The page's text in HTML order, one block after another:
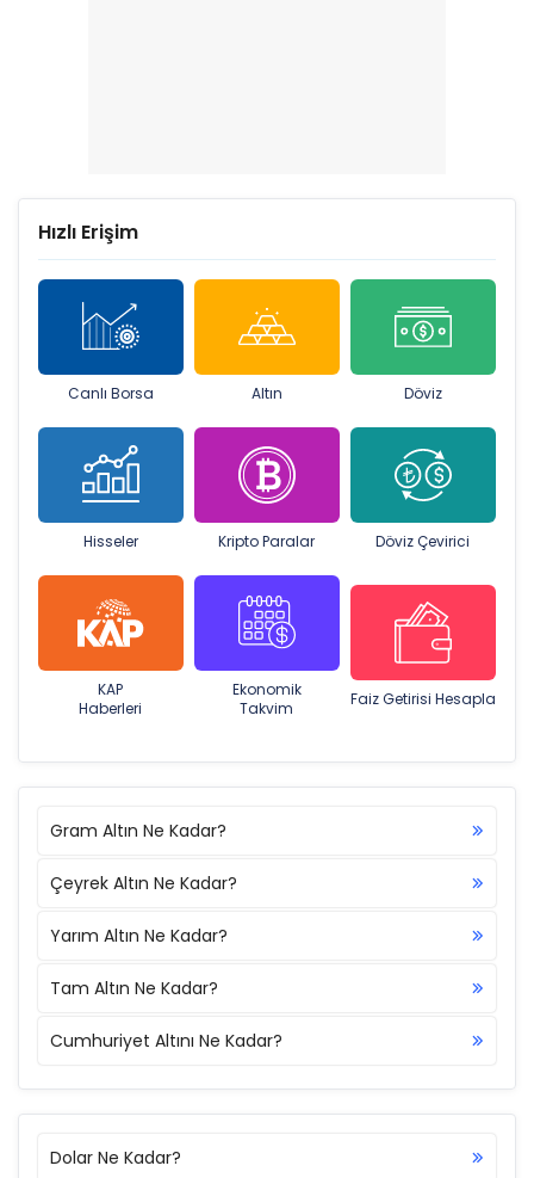
Hızlı Erişim
Canlı Borsa Altın Döviz
Hisseler Kripto Paralar Döviz Çevirici
KAP
Haberleri
Ekonomik
Takvim
Faiz Getirisi Hesapla
Gram Altın Ne Kadar?
Çeyrek Altın Ne Kadar?
Yarım Altın Ne Kadar?
Tam Altın Ne Kadar?
Cumhuriyet Altını Ne Kadar?
Dolar Ne Kadar?